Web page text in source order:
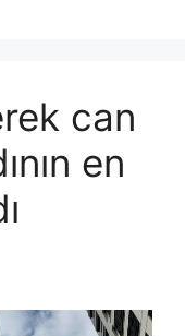
can
en